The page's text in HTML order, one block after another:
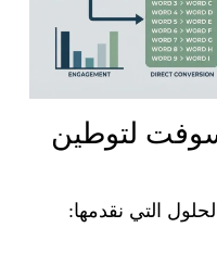
لتوطين
التي نقدمها: